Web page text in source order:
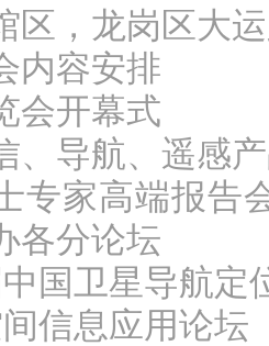
区，龙岗区大
内容安排
会开幕式
、导航、遥感
专家高端报
各分论坛
国卫星导航定
信息应用论坛